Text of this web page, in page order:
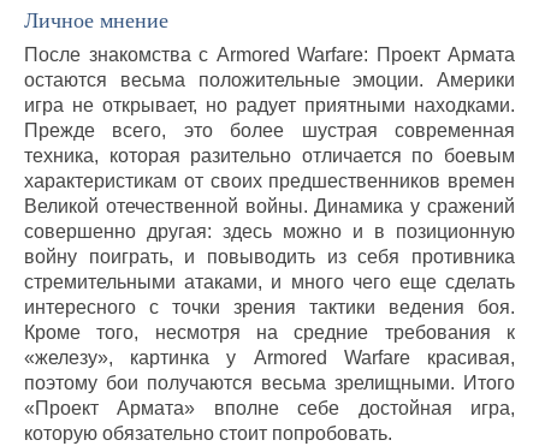
Личное мнение
После знакомства с Armored Warfare: Проект Армата
остаются весьма положительные эмоции. Америки
игра не открывает, но радует приятными находками.
Прежде всего, это более шустрая современная
техника, которая разительно отличается по боевым
характеристикам от своих предшественников времен
Великой отечественной войны. Динамика у сражений
совершенно другая: здесь можно и в позиционную
войну поиграть, и повыводить из себя противника
стремительными атаками, и много чего еще сделать
интересного с точки зрения тактики ведения боя.
Кроме того, несмотря на средние требования к
«железу», картинка у Armored Warfare красивая,
поэтому бои получаются весьма зрелищными. Итого
«Проект Армата» вполне себе достойная игра,
которую обязательно стоит попробовать.